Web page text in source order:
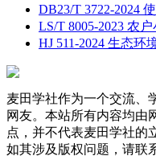
DB23/T 3722-2024
LS/T 8005-2023 农
HJ 511-2024 生态环
麦田学社作为一个交流、
网友。本站所有内容均由
点，并不代表麦田学社的
如其涉及版权问题，请联